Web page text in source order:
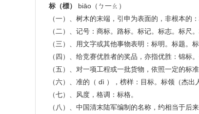
标（標）
biāo（ㄅ一ㄠ）
（一）、树木的末端，引申为表面的，非根本的
（二）、记号：商标。路标。标记。标志。标尺。
（三）、用文字或其他事物表明：标明。标题。
（四）、给竞赛优胜者的奖品，亦指优胜：锦标。
（五）、对一项工程或一批货物，依照一定的标
（六）、准的（ dì ），榜样：目标。标领（杰出
（七）、风度，格调：标格。
（八）、中国清末陆军编制的名称，约相当于